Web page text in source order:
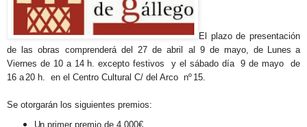
El plazo de presentación
de las obras comprenderá del 27 de abril al 9 de mayo,
de Lunes a
Viernes de 10 a 14 h. excepto festivos
y el sábado día 9 de mayo
de
16 a 20 h. en el Centro Cultural C/ del Arco nº 15.
Se otorgarán los siguientes premios:
Un primer premio de 4.000€